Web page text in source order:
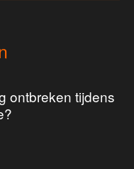
ontbreken tijdens